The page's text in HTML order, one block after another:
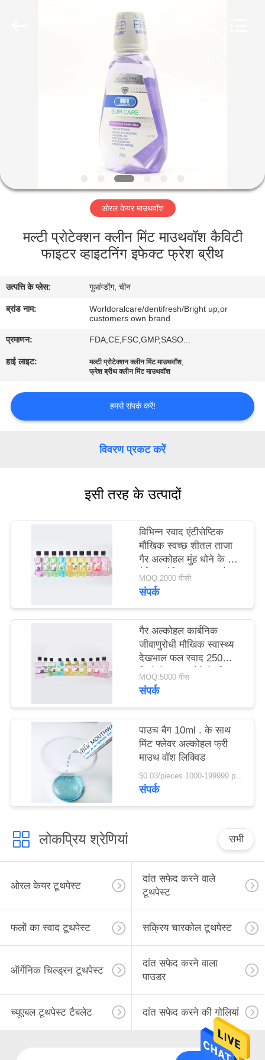
हमारे
बारे
कारखाना
गुणवत्ता
नियंत्रण
संपर्क
करें
एक
गोपनीयता
नीति
ओरल केयर माउथवॉश
मल्टी प्रोटेक्शन क्लीन मिंट माउथवॉश कैविटी
फाइटर व्हाइटनिंग इफेक्ट फ्रेश ब्रीथ
उत्पत्ति के प्लेस: गुआंग्डोंग, चीन
ब्रांड नाम:
Worldoralcare/dentifresh/Bright up,or
customers own brand
प्रमाणन: FDA,CE,FSC,GMP,SASO...
हाई लाइट: मल्टी प्रोटेक्शन क्लीन मिंट माउथवॉश,
फ्रेश ब्रीथ क्लीन मिंट माउथवॉश
हमसे संपर्क करें!
विवरण प्रकट करें
इसी तरह के उत्पादों
विभिन्न स्वाद एंटीसेप्टिक
मौखिक स्वच्छ शीतल ताजा
गैर अल्कोहल मुंह धोने के लिए
दैनिक मौखिक स्वच्छता के
लिए
MOQ:2000 पीसी
संपर्क
गैर अल्कोहल कार्बनिक
जीवाणुरोधी मौखिक स्वास्थ्य
देखभाल फल स्वाद 250
मिलीलीटर मुंह धोने के लिए
दांत स्वास्थ्य के लिए
MOQ:5000 पीस
संपर्क
पाउच बैग 10ml . के साथ
मिंट फ्लेवर अल्कोहल फ्री
माउथ वॉश लिक्विड
$0.03/pieces 1000-199999 pieces MOQ:1000 टुकड़े
संपर्क
लोकप्रिय श्रेणियां सभी
ओरल केयर टूथपेस्ट
दांत सफेद करने वाले
टूथपेस्ट
फलों का स्वाद टूथपेस्ट सक्रिय चारकोल टूथपेस्ट
ऑर्गेनिक चिल्ड्रन टूथपेस्ट
दांत सफेद करने वाला
पाउडर
च्यूएबल टूथपेस्ट टैबलेट दांत सफेद करने की गोलियां